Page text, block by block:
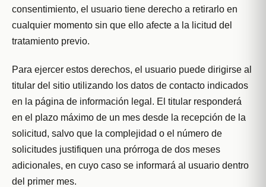
consentimiento, el usuario tiene derecho a retirarlo en
cualquier momento sin que ello afecte a la licitud del
tratamiento previo.
Para ejercer estos derechos, el usuario puede dirigirse al
titular del sitio utilizando los datos de contacto indicados
en la página de información legal. El titular responderá
en el plazo máximo de un mes desde la recepción de la
solicitud, salvo que la complejidad o el número de
solicitudes justifiquen una prórroga de dos meses
adicionales, en cuyo caso se informará al usuario dentro
del primer mes.